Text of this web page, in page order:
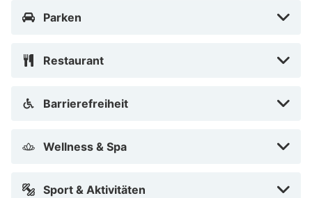
Parken
Restaurant
Barrierefreiheit
Wellness & Spa
Sport & Aktivitäten